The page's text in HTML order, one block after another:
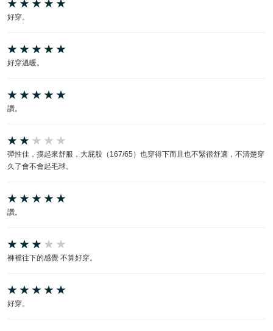
好穿。
好穿溫暖。
讚。
彈性佳，摸起來舒服，大屁股（167/65）也穿得下而且也不緊很舒適，不清楚穿
久了會不會起毛球。
讚。
褲襠往下的感覺 不算好穿。
好穿。